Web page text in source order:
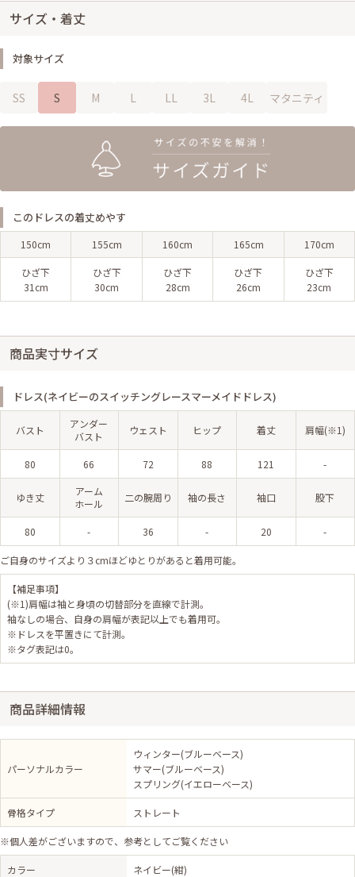
サイズ・着丈
対象サイズ
SS S M L LL 3L 4L マタニティ
このドレスの着丈めやす
150cm 155cm 160cm 165cm 170cm
ひざ下
31cm
ひざ下
30cm
ひざ下
28cm
ひざ下
26cm
ひざ下
23cm
商品実寸サイズ
ドレス(ネイビーのスイッチングレースマーメイドドレス)
バスト
アンダー
バスト
ウェスト ヒップ 着丈 肩幅(※1)
80 66 72 88 121 -
ゆき丈
アーム
ホール
二の腕周り 袖の長さ 袖口 股下
80 - 36 - 20 -
ご自身のサイズより３cmほどゆとりがあると着用可能。
【補足事項】
(※1)肩幅は袖と身頃の切替部分を直線で計測。
袖なしの場合、自身の肩幅が表記以上でも着用可。
※ドレスを平置きにて計測。
※タグ表記は0。
商品詳細情報
パーソナルカラー
ウィンター(ブルーベース)
サマー(ブルーベース)
スプリング(イエローベース)
骨格タイプ ストレート
※個人差がございますので、参考としてご覧ください
カラー ネイビー(紺)